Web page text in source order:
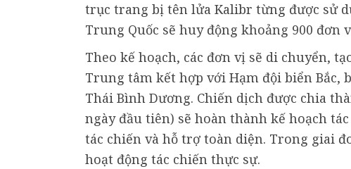
trục trang bị tên lửa Kalibr từng được sử
Trung Quốc sẽ huy động khoảng 900
Theo kế hoạch, các đơn vị sẽ di chuyển,
Trung tâm kết hợp với Hạm đội biển Bắc,
Thái Bình Dương. Chiến dịch được chia
ngày đầu tiên) sẽ hoàn thành kế hoạch
tác chiến và hỗ trợ toàn diện. Trong giai
hoạt động tác chiến thực sự.